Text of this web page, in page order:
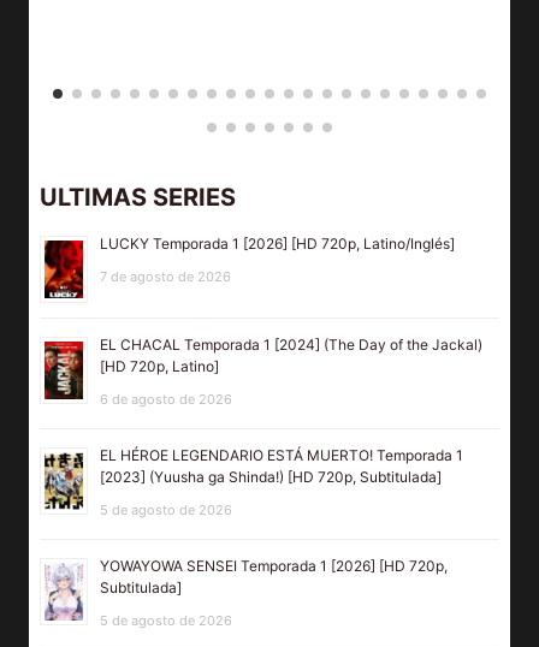
ULTIMAS SERIES
LUCKY Temporada 1 [2026] [HD 720p, Latino/Inglés]
7 de agosto de 2026
EL CHACAL Temporada 1 [2024] (The Day of the Jackal)
[HD 720p, Latino]
6 de agosto de 2026
EL HÉROE LEGENDARIO ESTÁ MUERTO! Temporada 1
[2023] (Yuusha ga Shinda!) [HD 720p, Subtitulada]
5 de agosto de 2026
YOWAYOWA SENSEI Temporada 1 [2026] [HD 720p,
Subtitulada]
5 de agosto de 2026